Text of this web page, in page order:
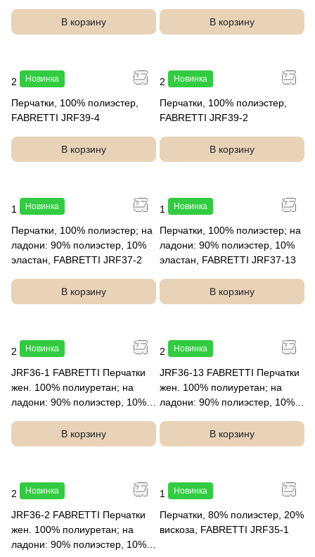
В корзину
В корзину
Новинка
2 290 руб.
Перчатки, 100% полиэстер,
FABRETTI JRF39-4
В корзину
Новинка
2 290 руб.
Перчатки, 100% полиэстер,
FABRETTI JRF39-2
В корзину
Новинка
1 790 руб.
Перчатки, 100% полиэстер; на
ладони: 90% полиэстер, 10%
эластан, FABRETTI JRF37-2
В корзину
Новинка
1 790 руб.
Перчатки, 100% полиэстер; на
ладони: 90% полиэстер, 10%
эластан, FABRETTI JRF37-13
В корзину
Новинка
2 290 руб.
JRF36-1 FABRETTI Перчатки
жен. 100% полиуретан; на
ладони: 90% полиэстер, 10%
В корзину
Новинка
2 290 руб.
JRF36-13 FABRETTI Перчатки
жен. 100% полиуретан; на
ладони: 90% полиэстер, 10%
В корзину
Новинка
2 290 руб.
JRF36-2 FABRETTI Перчатки
жен. 100% полиуретан; на
ладони: 90% полиэстер, 10%
Новинка
1 490 руб.
Перчатки, 80% полиэстер, 20%
вискоза, FABRETTI JRF35-1